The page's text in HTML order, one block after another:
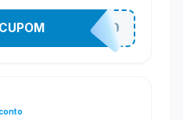
VNOXVHJFD